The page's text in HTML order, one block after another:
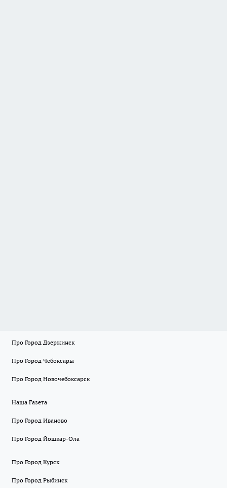
Про Город Дзержинск
Про Город Чебоксары
Про Город Новочебоксарск
Наша Газета
Про Город Иваново
Про Город Йошкар-Ола
Про Город Курск
Про Город Рыбинск